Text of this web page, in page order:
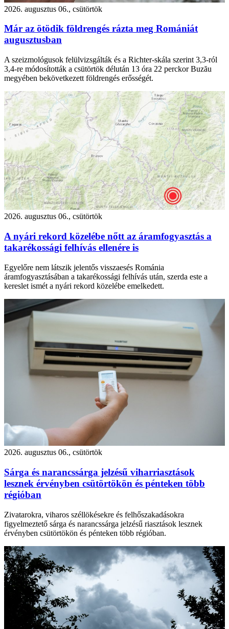
2026. augusztus 06., csütörtök
Már az ötödik földrengés rázta meg Romániát
augusztusban
A szeizmológusok felülvizsgálták és a Richter-skála szerint 3,3-ról
3,4-re módosították a csütörtök délután 13 óra 22 perckor Buzău
megyében bekövetkezett földrengés erősségét.
2026. augusztus 06., csütörtök
A nyári rekord közelébe nőtt az áramfogyasztás a
takarékossági felhívás ellenére is
Egyelőre nem látszik jelentős visszaesés Románia
áramfogyasztásában a takarékossági felhívás után, szerda este a
kereslet ismét a nyári rekord közelébe emelkedett.
2026. augusztus 06., csütörtök
Sárga és narancssárga jelzésű viharriasztások
lesznek érvényben csütörtökön és pénteken több
régióban
Zivatarokra, viharos széllökésekre és felhőszakadásokra
figyelmeztető sárga és narancssárga jelzésű riasztások lesznek
érvényben csütörtökön és pénteken több régióban.